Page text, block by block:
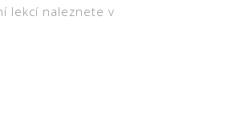
lekcí naleznete v